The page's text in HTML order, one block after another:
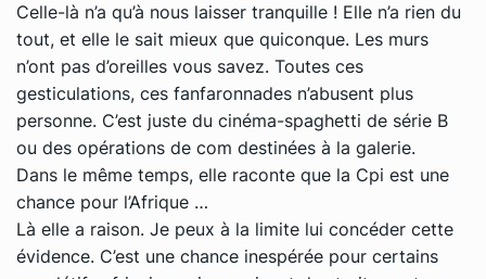
Celle-là n’a qu’à nous laisser tranquille ! Elle n’a rien du
tout, et elle le sait mieux que quiconque. Les murs
n’ont pas d’oreilles vous savez. Toutes ces
gesticulations, ces fanfaronnades n’abusent plus
personne. C’est juste du cinéma-spaghetti de série B
ou des opérations de com destinées à la galerie.
Dans le même temps, elle raconte que la Cpi est une
chance pour l’Afrique …
Là elle a raison. Je peux à la limite lui concéder cette
évidence. C’est une chance inespérée pour certains